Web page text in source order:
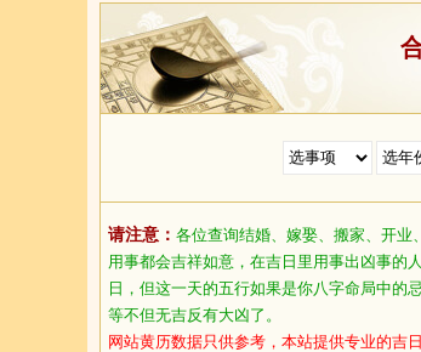
请注意： 各位查询结婚、嫁娶、搬家、开业
用事都会吉祥如意，在吉日里用事出凶事的
日，但这一天的五行如果是你八字命局中的
等不但无吉反有大凶了。
网站黄历数据只供参考，本站提供专业的吉